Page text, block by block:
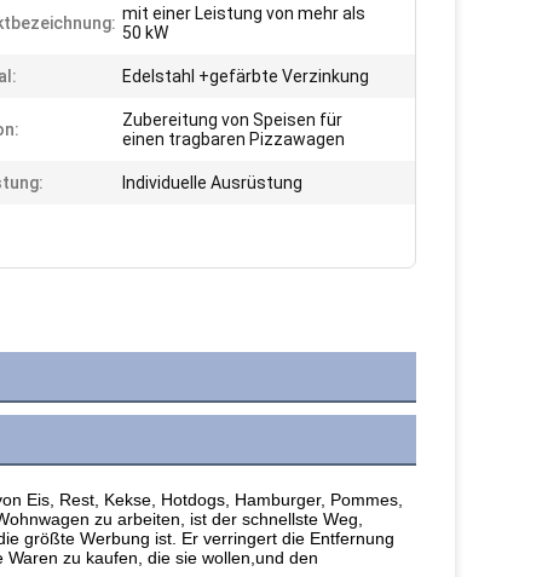
mit einer Leistung von mehr als
50 kW
Edelstahl +gefärbte Verzinkung
Zubereitung von Speisen für
einen tragbaren Pizzawagen
Individuelle Ausrüstung
Eis, Rest, Kekse, Hotdogs, Hamburger, Pommes,
zu arbeiten, ist der schnellste Weg,
größte Werbung ist. Er verringert die Entfernung
zu kaufen, die sie wollen,und den